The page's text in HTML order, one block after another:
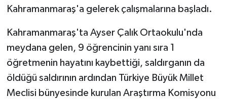
Kahramanmaraş'a gelerek çalışmalarına başladı.
Kahramanmaraş'ta Ayser Çalık Ortaokulu'nda
meydana gelen, 9 öğrencinin yanı sıra 1
öğretmenin hayatını kaybettiği, saldırganın da
öldüğü saldırının ardından Türkiye Büyük Millet
Meclisi bünyesinde kurulan Araştırma Komisyonu